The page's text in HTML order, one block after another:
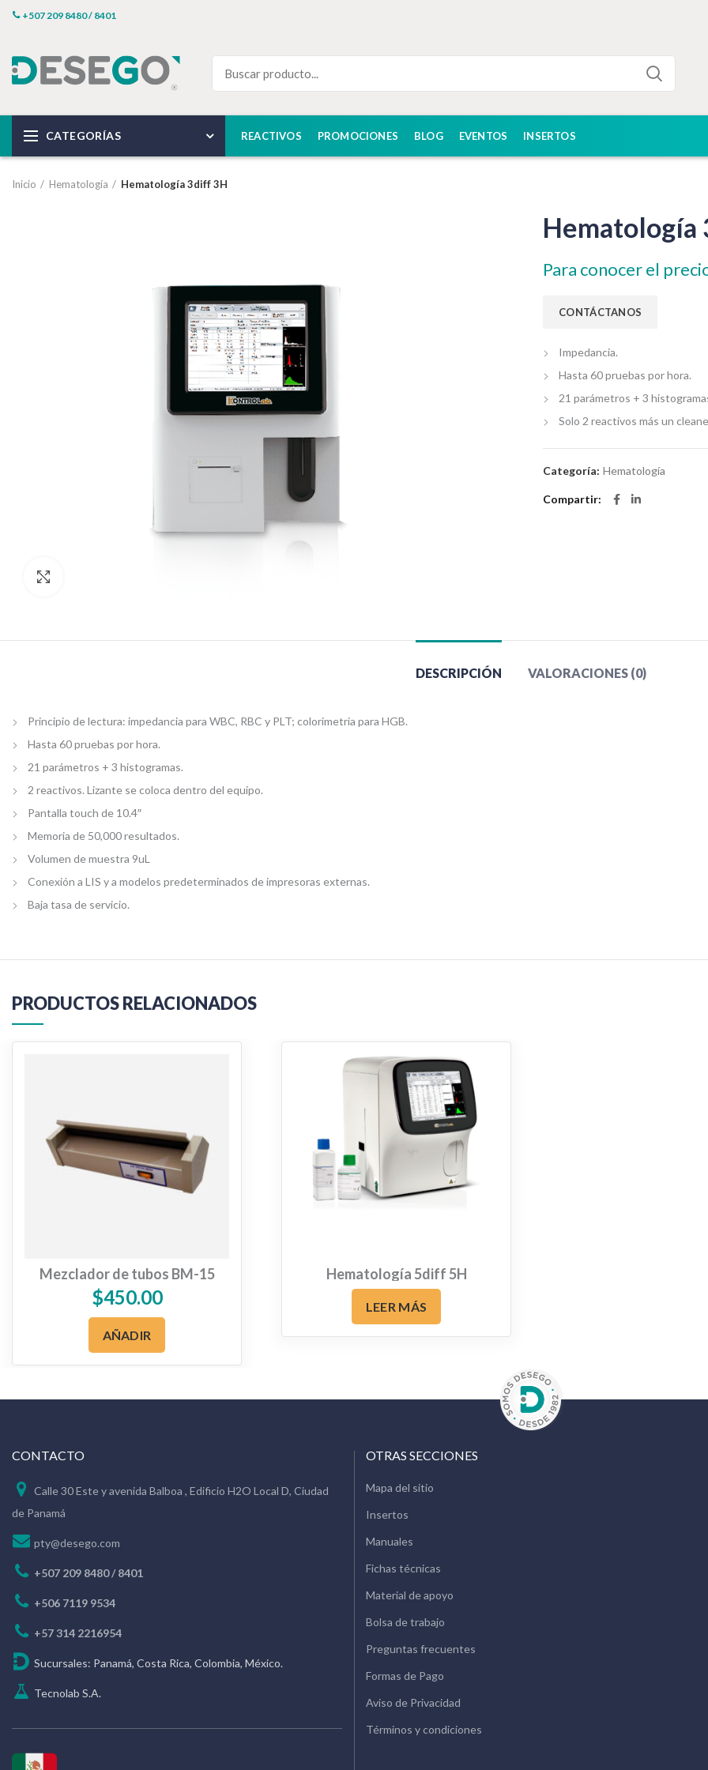
+507 209 8480 / 8401
CATEGORÍAS REACTIVOS PROMOCIONES BLOG EVENTOS INSERTOS
Inicio Hematología Hematología 3diff 3H
Hematología
Para conocer el
Impedancia.
Hasta 60 pruebas por hora.
21 parámetros + 3
Solo 2 reactivos más un
Categoría: Hematología
Compartir
DESCRIPCIÓN VALORACIONES (0)
Principio de lectura: impedancia para WBC, RBC y PLT; colorimetria para HGB.
Hasta 60 pruebas por hora.
21 parámetros + 3 histogramas.
2 reactivos. Lizante se coloca dentro del equipo.
Pantalla touch de 10.4″
Memoria de 50,000 resultados.
Volumen de muestra 9uL
Conexión a LIS y a modelos predeterminados de impresoras externas.
Baja tasa de servicio.
PRODUCTOS RELACIONADOS
Mezclador de tubos BM-15
$450.00
AÑADIR
Hematología 5diff 5H
LEER MÁS
CONTACTO
Calle 30 Este y avenida Balboa , Edificio H2O Local D, Ciudad
de Panamá
pty@desego.com
+507 209 8480 / 8401
+506 7119 9534
+57 314 2216954
Sucursales: Panamá, Costa Rica, Colombia, México.
Tecnolab S.A.
OTRAS SECCIONES
Mapa del sitio
Insertos
Manuales
Fichas técnicas
Material de apoyo
Bolsa de trabajo
Preguntas frecuentes
Formas de Pago
Aviso de Privacidad
Términos y condiciones